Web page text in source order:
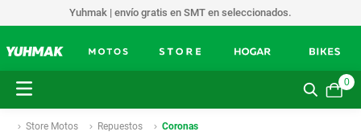
Yuhmak | envío gratis en SMT en seleccionados.
0
Store Motos Repuestos Coronas